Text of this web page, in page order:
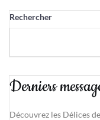
Rechercher
Derniers
Découvrez les Délices